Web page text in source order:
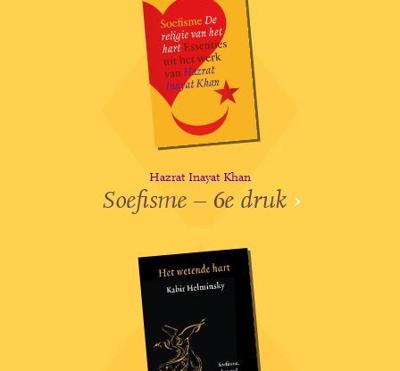
Hazrat Inayat Khan
Soefisme – 6e druk ›